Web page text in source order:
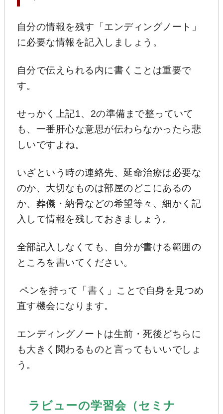
自分の情報を残す「エンディングノート」
に必要な情報を記入しましょう。
自分で伝えられる内に書くことは重要で
す。
せっかく上記1、2の準備まで整っていて
も、一番肝心な意思が伝わらなかったら悲
しいですよね。
いざという時の連絡先、延命治療は必要な
のか、大切なものは部屋のどこにあるの
か、葬儀・納骨などの希望等々、細かく記
入して情報を残しておきましょう。
全部記入しなくても、自分が書ける範囲の
ところを書いてください。
ペンを持って「書く」ことで自身を見つめ
直す機会になります。
エンディングノートは生前・死後どちらに
も大きく関わるものと言ってもいいでしょ
う。
ラビューの学習会（セミナ